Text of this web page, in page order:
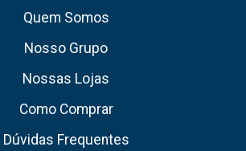
Quem Somos
Nosso Grupo
Nossas Lojas
Como Comprar
Dúvidas Frequentes